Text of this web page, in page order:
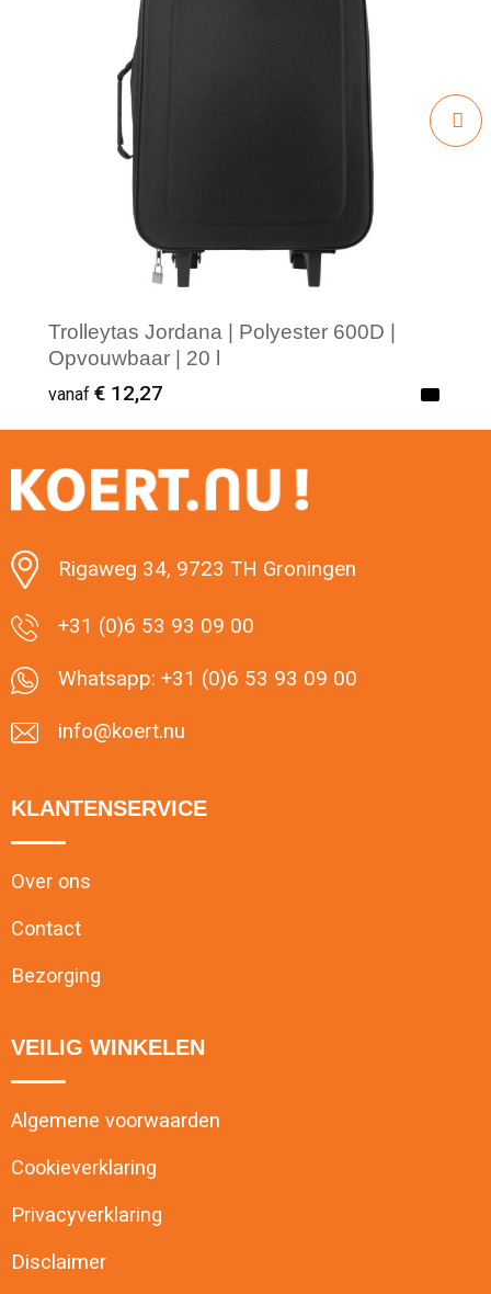
Trolleytas Jordana | Polyester 600D |
Opvouwbaar | 20 l
vanaf € 12,27
Minimale afname: 1
Rigaweg 34, 9723 TH Groningen
+31 (0)6 53 93 09 00
Whatsapp: +31 (0)6 53 93 09 00
info@koert.nu
KLANTENSERVICE
Over ons
Contact
Bezorging
VEILIG WINKELEN
Algemene voorwaarden
Cookieverklaring
Privacyverklaring
Disclaimer